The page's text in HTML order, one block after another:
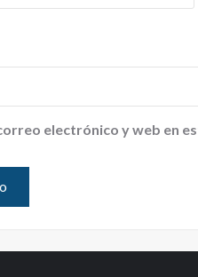
electrónico y web en